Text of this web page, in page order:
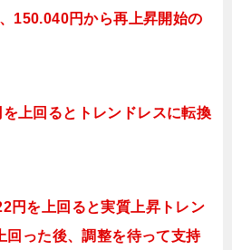
150.040円から再上昇開始の
上回るとトレンドレスに転換
円を上回ると実質上昇トレン
回った後、調整を待って支持